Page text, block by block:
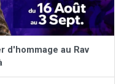
d'hommage au Rav